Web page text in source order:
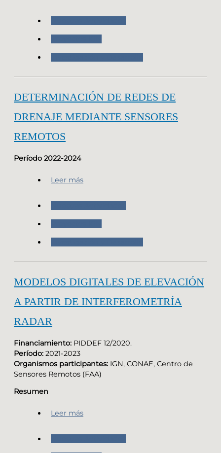
DETERMINACIÓN DE REDES DE
DRENAJE MEDIANTE SENSORES
REMOTOS
Período 2022-2024
Leer más
MODELOS DIGITALES DE ELEVACIÓN
A PARTIR DE INTERFEROMETRÍA
RADAR
Financiamiento: PIDDEF 12/2020.
Período: 2021-2023
Organismos participantes: IGN, CONAE, Centro de
Sensores Remotos (FAA)
Resumen
Leer más